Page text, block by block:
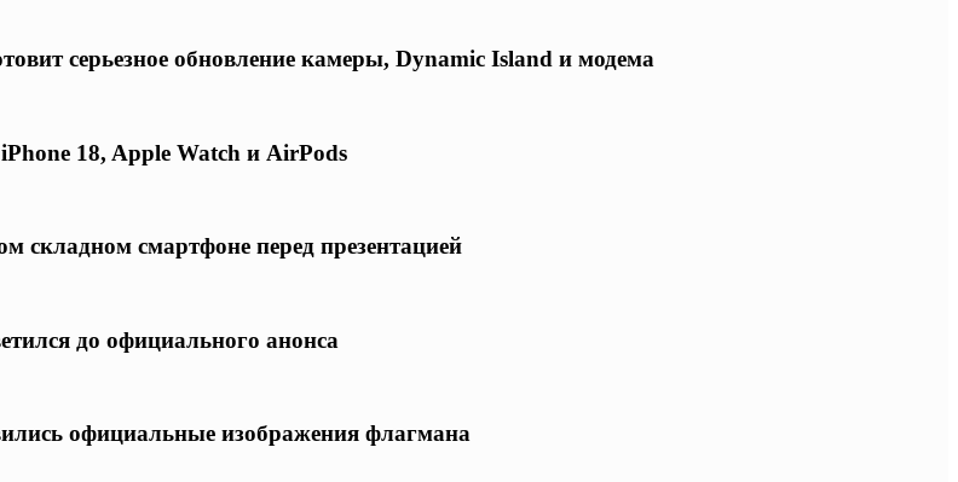
серьезное обновление камеры, Dynamic Island и модема
18, Apple Watch и AirPods
складном смартфоне перед презентацией
до официального анонса
официальные изображения флагмана